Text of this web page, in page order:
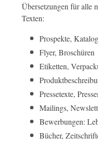
Übersetzungen für alle
Texten:
Prospekte,
Flyer, Broschüren
Etiketten,
Pressetexte,
Mailings,
Bewerbungen:
Bücher,